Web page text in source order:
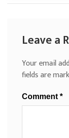
Leave a
Your email
fields are
Comment *